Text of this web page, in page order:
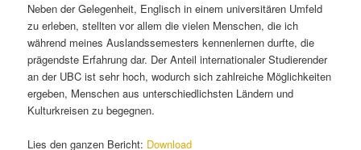
Neben der Gelegenheit, Englisch in einem universitären Umfeld
zu erleben, stellten vor allem die vielen Menschen, die ich
während meines Auslandssemesters kennenlernen durfte, die
prägendste Erfahrung dar. Der Anteil internationaler Studierender
an der UBC ist sehr hoch, wodurch sich zahlreiche Möglichkeiten
ergeben, Menschen aus unterschiedlichsten Ländern und
Kulturkreisen zu begegnen.
Lies den ganzen Bericht: Download